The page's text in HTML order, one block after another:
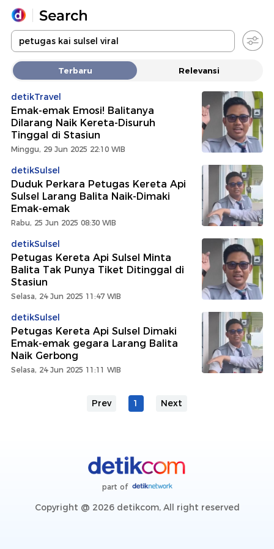
Yang sedang ramai dicari
Loading...
Promoted
Terakhir yang dicari
Terbaru Relevansi
detikTravel
Emak-emak Emosi! Balitanya
Dilarang Naik Kereta-Disuruh
Tinggal di Stasiun
Minggu, 29 Jun 2025 22:10 WIB
detikSulsel
Duduk Perkara Petugas Kereta Api
Sulsel Larang Balita Naik-Dimaki
Emak-emak
Rabu, 25 Jun 2025 08:30 WIB
detikSulsel
Petugas Kereta Api Sulsel Minta
Balita Tak Punya Tiket Ditinggal di
Stasiun
Selasa, 24 Jun 2025 11:47 WIB
detikSulsel
Petugas Kereta Api Sulsel Dimaki
Emak-emak gegara Larang Balita
Naik Gerbong
Selasa, 24 Jun 2025 11:11 WIB
Prev 1 Next
part of
Copyright @ 2026 detikcom, All right reserved